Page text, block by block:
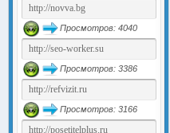
Просмотров: 4040
Просмотров: 3386
Просмотров: 3166